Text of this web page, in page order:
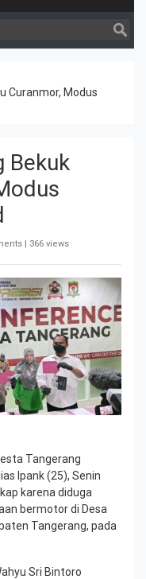
Curanmor, Modus
Bekuk
| 366 views
Tangerang
Ipank (25), Senin
karena diduga
bermotor di Desa
Tangerang, pada
Sri Bintoro